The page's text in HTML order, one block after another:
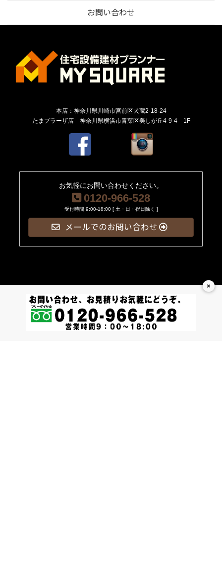
×
お問い合わせ
本店：神奈川県川崎市宮前区犬蔵2-18-24
たまプラーザ店 神奈川県横浜市青葉区美しが丘4-9-4 1F
お気軽にお問い合わせください。
0120-966-528
受付時間 9:00-18:00 [ 土・日・祝日除く ]
メールでのお問い合わせ